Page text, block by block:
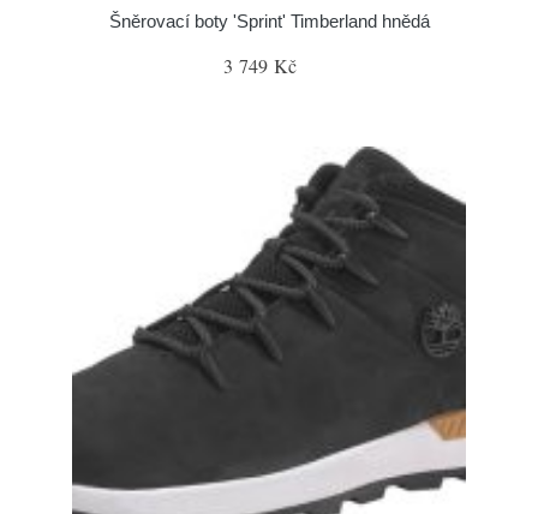
Šněrovací boty 'Sprint' Timberland hnědá
3 749 Kč